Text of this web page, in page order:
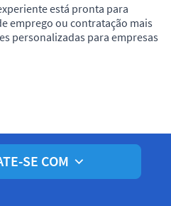
está pronta para
emprego ou contratação mais
personalizadas para empresas
SE COM